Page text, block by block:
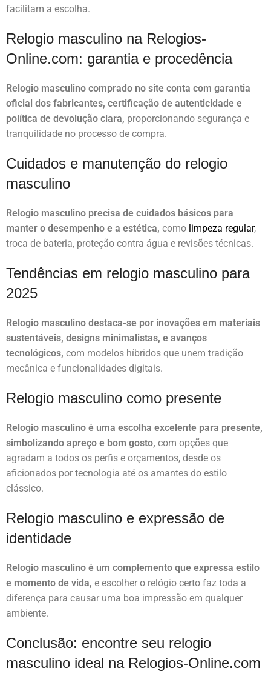
facilitam a escolha.
Relogio masculino na Relogios-
Online.com: garantia e procedência
Relogio masculino comprado no site conta com garantia
oficial dos fabricantes, certificação de autenticidade e
política de devolução clara, proporcionando segurança e
tranquilidade no processo de compra.
Cuidados e manutenção do relogio
masculino
Relogio masculino precisa de cuidados básicos para
manter o desempenho e a estética, como limpeza regular,
troca de bateria, proteção contra água e revisões técnicas.
Tendências em relogio masculino para
2025
Relogio masculino destaca-se por inovações em materiais
sustentáveis, designs minimalistas, e avanços
tecnológicos, com modelos híbridos que unem tradição
mecânica e funcionalidades digitais.
Relogio masculino como presente
Relogio masculino é uma escolha excelente para presente,
simbolizando apreço e bom gosto, com opções que
agradam a todos os perfis e orçamentos, desde os
aficionados por tecnologia até os amantes do estilo
clássico.
Relogio masculino e expressão de
identidade
Relogio masculino é um complemento que expressa estilo
e momento de vida, e escolher o relógio certo faz toda a
diferença para causar uma boa impressão em qualquer
ambiente.
Conclusão: encontre seu relogio
masculino ideal na Relogios-Online.com